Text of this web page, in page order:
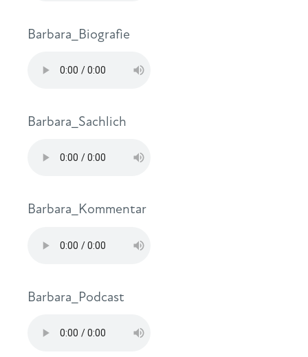
Barbara_Biografie
Barbara_Sachlich
Barbara_Kommentar
Barbara_Podcast